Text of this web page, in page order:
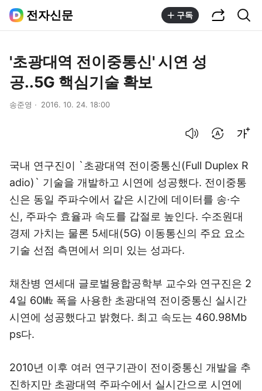
전자신문 구독
'초광대역 전이중통신' 시연 성
공..5G 핵심기술 확보
송준영 2016. 10. 24. 18:00
국내 연구진이 `초광대역 전이중통신(Full Duplex R
adio)` 기술을 개발하고 시연에 성공했다. 전이중통
신은 동일 주파수에서 같은 시간에 데이터를 송·수
신, 주파수 효율과 속도를 갑절로 높인다. 수조원대
경제 가치는 물론 5세대(5G) 이동통신의 주요 요소
기술 선점 측면에서 의미 있는 성과다.
채찬병 연세대 글로벌융합공학부 교수와 연구진은 2
4일 60㎒ 폭을 사용한 초광대역 전이중통신 실시간
시연에 성공했다고 밝혔다. 최고 속도는 460.98Mb
ps다.
2010년 이후 여러 연구기관이 전이중통신 개발을 추
진하지만 초광대역 주파수에서 실시간으로 시연에